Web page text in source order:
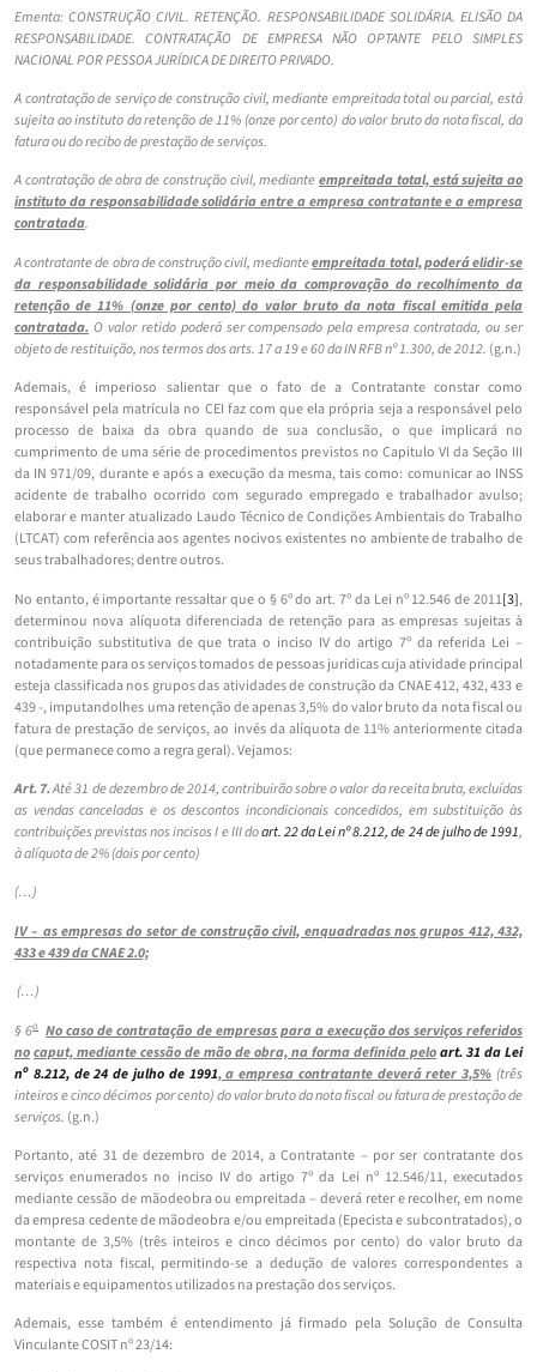
Ementa: CONSTRUÇÃO CIVIL. RETENÇÃO. RESPONSABILIDADE SOLIDÁRIA. ELISÃO DA
RESPONSABILIDADE. CONTRATAÇÃO DE EMPRESA NÃO OPTANTE PELO SIMPLES
NACIONAL POR PESSOA JURÍDICA DE DIREITO PRIVADO.
A contratação de serviço de construção civil, mediante empreitada total ou parcial, está
sujeita ao instituto da retenção de 11% (onze por cento) do valor bruto da nota fiscal, da
fatura ou do recibo de prestação de serviços.
A contratação de obra de construção civil, medianteempreitada total, está sujeita ao
instituto da responsabilidade solidária entre a empresa contratante e a empresa
contratada.
A contratante de obra de construção civil, medianteempreitada total, poderá elidir-se
da responsabilidade solidária por meio da comprovação do recolhimento da
retenção de 11% (onze por cento) do valor bruto da nota fiscal emitida pela
contratada. O valor retido poderá ser compensado pela empresa contratada, ou ser
objeto de restituição, nos termos dos arts. 17 a 19 e 60 da IN RFB nº 1.300, de 2012. (g.n.)
Ademais, é imperioso salientar que o fato de a Contratante constar como
responsável pela matrícula no CEI faz com que ela própria seja a responsável pelo
processo de baixa da obra quando de sua conclusão, o que implicará no
cumprimento de uma série de procedimentos previstos no Capitulo VI da Seção III
da IN 971/09, durante e após a execução da mesma, tais como: comunicar ao INSS
acidente de trabalho ocorrido com segurado empregado e trabalhador avulso;
elaborar e manter atualizado Laudo Técnico de Condições Ambientais do Trabalho
(LTCAT) com referência aos agentes nocivos existentes no ambiente de trabalho de
seus trabalhadores; dentre outros.
No entanto, é importante ressaltar que o § 6º do art. 7º da Lei nº 12.546 de 2011[3],
determinou nova alíquota diferenciada de retenção para as empresas sujeitas à
contribuição substitutiva de que trata o inciso IV do artigo 7º da referida Lei –
notadamente para os serviços tomados de pessoas jurídicas cuja atividade principal
esteja classificada nos grupos das atividades de construção da CNAE 412, 432, 433 e
439 -, imputando­lhes uma retenção de apenas 3,5% do valor bruto da nota fiscal ou
fatura de prestação de serviços, ao invés da alíquota de 11% anteriormente citada
(que permanece como a regra geral). Vejamos:
Art. 7.Até 31 de dezembro de 2014, contribuirão sobre o valor da receita bruta, excluídas
as vendas canceladas e os descontos incondicionais concedidos, em substituição às
contribuições previstas nos incisos I e III doart. 22 da Lei nº 8.212, de 24 de julho de 1991,
à alíquota de 2% (dois por cento)
(…)
IV – as empresas do setor de construção civil, enquadradas nos grupos 412, 432,
433 e 439 da CNAE 2.0;
(…)
§ 6o No caso de contratação de empresas para a execução dos serviços referidos
nocaput, mediante cessão de mão de obra, na forma definida peloart. 31 da Lei
no 8.212, de 24 de julho de 1991, a empresa contratante deverá reter 3,5% (três
inteiros e cinco décimos por cento) do valor bruto da nota fiscal ou fatura de prestação de
serviços. (g.n.)
Portanto, até 31 de dezembro de 2014, a Contratante – por ser contratante dos
serviços enumerados no inciso IV do artigo 7º da Lei nº 12.546/11, executados
mediante cessão de mão­de­obra ou empreitada – deverá reter e recolher, em nome
da empresa cedente de mão­de­obra e/ou empreitada (Epecista e subcontratados), o
montante de 3,5% (três inteiros e cinco décimos por cento) do valor bruto da
respectiva nota fiscal, permitindo-se a dedução de valores correspondentes a
materiais e equipamentos utilizados na prestação dos serviços.
Ademais, esse também é entendimento já firmado pela Solução de Consulta
Vinculante COSIT nº 23/14: